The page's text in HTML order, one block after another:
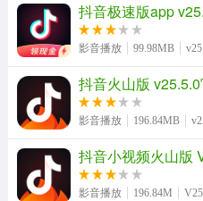
抖音极速版app
影音播放 99.98MB
抖音火山版
影音播放 196.84MB
抖音小视频火山版
影音播放 196.84M